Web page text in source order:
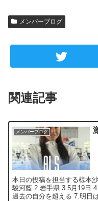
メンバーブログ
関連記事
メンバーブログ
本日の投稿を担当する椋本
駿河藍 2.岩手県 3.5月19日
過去の自分を超える 7.明日